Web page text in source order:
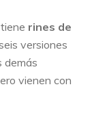
rines de
versiones
demás
vienen con